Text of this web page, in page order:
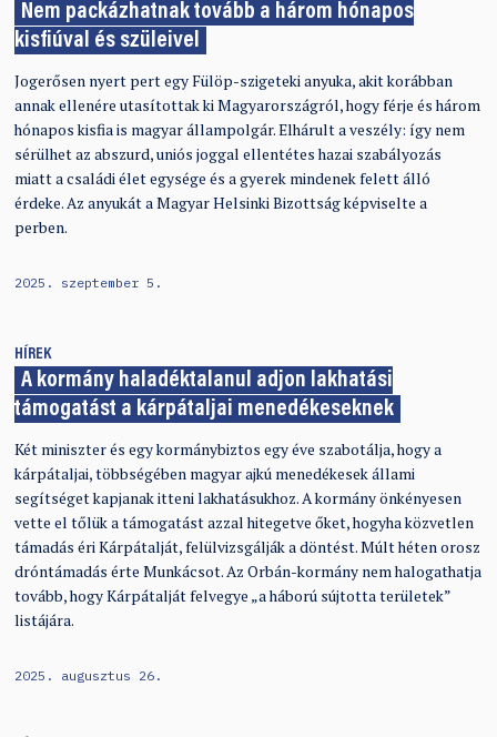
Nem packázhatnak tovább a három hónapos
kisfiúval és szüleivel
Jogerősen nyert pert egy Fülöp-szigeteki anyuka, akit korábban
annak ellenére utasítottak ki Magyarországról, hogy férje és három
hónapos kisfia is magyar állampolgár. Elhárult a veszély: így nem
sérülhet az abszurd, uniós joggal ellentétes hazai szabályozás
miatt a családi élet egysége és a gyerek mindenek felett álló
érdeke. Az anyukát a Magyar Helsinki Bizottság képviselte a
perben.
2025. szeptember 5.
HÍREK
A kormány haladéktalanul adjon lakhatási
támogatást a kárpátaljai menedékeseknek
Két miniszter és egy kormánybiztos egy éve szabotálja, hogy a
kárpátaljai, többségében magyar ajkú menedékesek állami
segítséget kapjanak itteni lakhatásukhoz. A kormány önkényesen
vette el tőlük a támogatást azzal hitegetve őket, hogyha közvetlen
támadás éri Kárpátalját, felülvizsgálják a döntést. Múlt héten orosz
dróntámadás érte Munkácsot. Az Orbán-kormány nem halogathatja
tovább, hogy Kárpátalját felvegye „a háború sújtotta területek”
listájára.
2025. augusztus 26.